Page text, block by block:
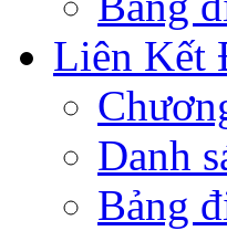
Liên Kết
Danh
Bảng